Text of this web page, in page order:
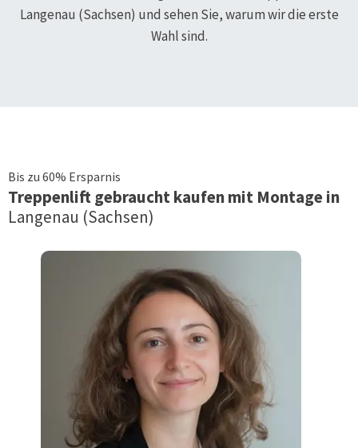
Langenau (Sachsen) und sehen Sie, warum wir die erste
Wahl sind.
Bis zu 60% Ersparnis
Treppenliftgebraucht kaufen mit Montage in
Langenau (Sachsen)